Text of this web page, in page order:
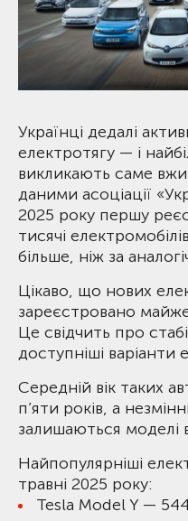
Українці дедалі
електротягу — і
викликають саме
даними асоціації
2025 року першу
тисячі
більше, ніж за
Цікаво, що нових
зареєстровано
Це свідчить про
доступніші варіанти
Середній вік таких
п’яти років, а
залишаються моделі
Найпопулярніші
травні 2025 року:
Tesla Model Y —